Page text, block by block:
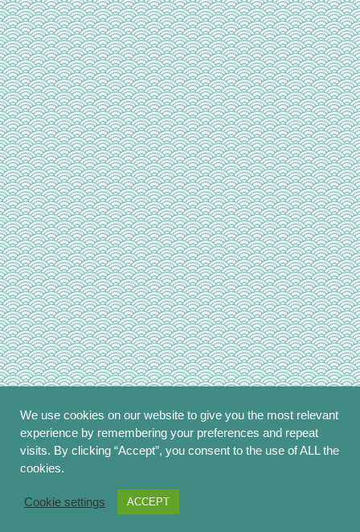
All Rights Reserved.
We use cookies on our website to give you the most relevant
experience by remembering your preferences and repeat
visits. By clicking “Accept”, you consent to the use of ALL the
cookies.
Cookie settings ACCEPT